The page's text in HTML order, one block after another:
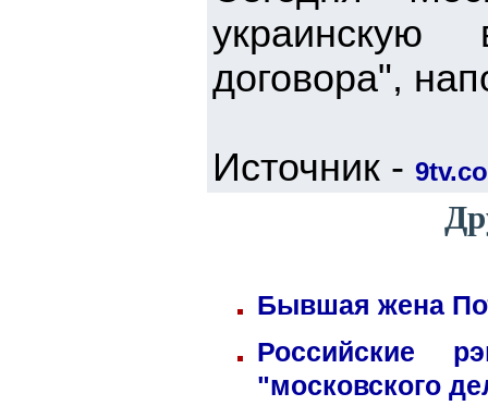
украинскую
договора",
Источник -
Бывшая жена
Российские
"московского